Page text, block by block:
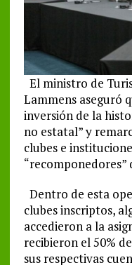
El ministro de
Lammens aseguró
inversión de la
no estatal” y
clubes e
“recomponedores”
Dentro de esta
clubes inscriptos,
accedieron a la
recibieron el 50%
sus respectivas